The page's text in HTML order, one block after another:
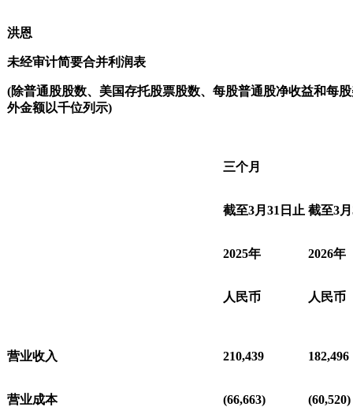
洪恩
未经审计简要合并利润表
(除普通股股数、美国存托股票股数、每股普通股净收益和每
外金额以千位列示)
三个月
截至3月 31 日止 截至3月
2025年 2026年
人民币 人民币
营业收入 210,439 182,496
营业成本 (66,663) (60,520)